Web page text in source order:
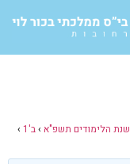
שנת הלימודים תשפ"א ›ב'1
›